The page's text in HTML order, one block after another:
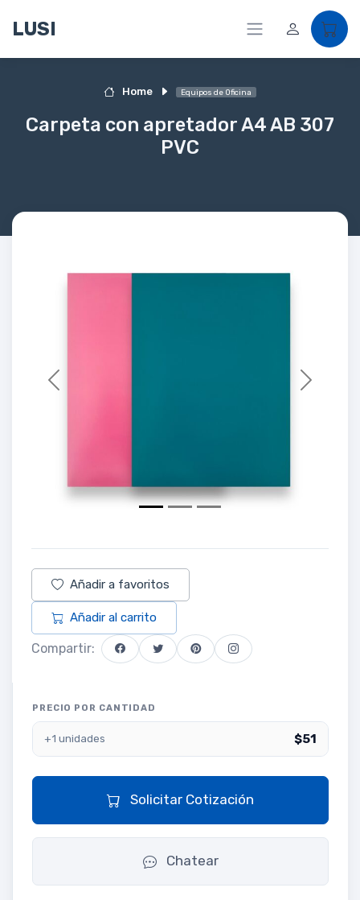
LUSI
Home Equipos de Oficina
Carpeta con apretador A4 AB 307
PVC
Previous Next
Añadir a favoritos
Añadir al carrito
Compartir:
PRECIO POR CANTIDAD
+1 unidades $51
Solicitar Cotización
Chatear